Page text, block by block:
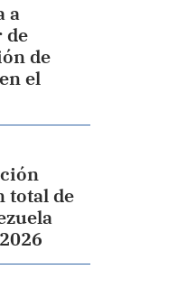
a
de
de
el
total de